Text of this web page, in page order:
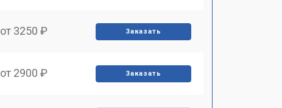
от 3250 ₽ Заказать
от 2900 ₽ Заказать